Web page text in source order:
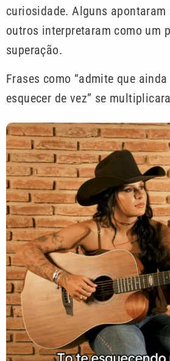
curiosidade. Alguns apontaram
outros interpretaram como um
superação.
Frases como “admite que
esquecer de vez” se